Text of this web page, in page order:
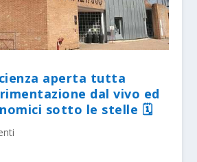
aperta tutta
dal vivo ed
sotto le stelle 🗓